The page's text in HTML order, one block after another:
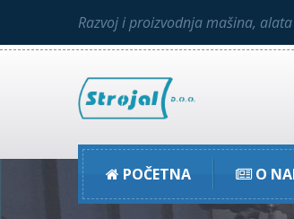
Razvoj i proizvodnja mašina,
POČETNA O